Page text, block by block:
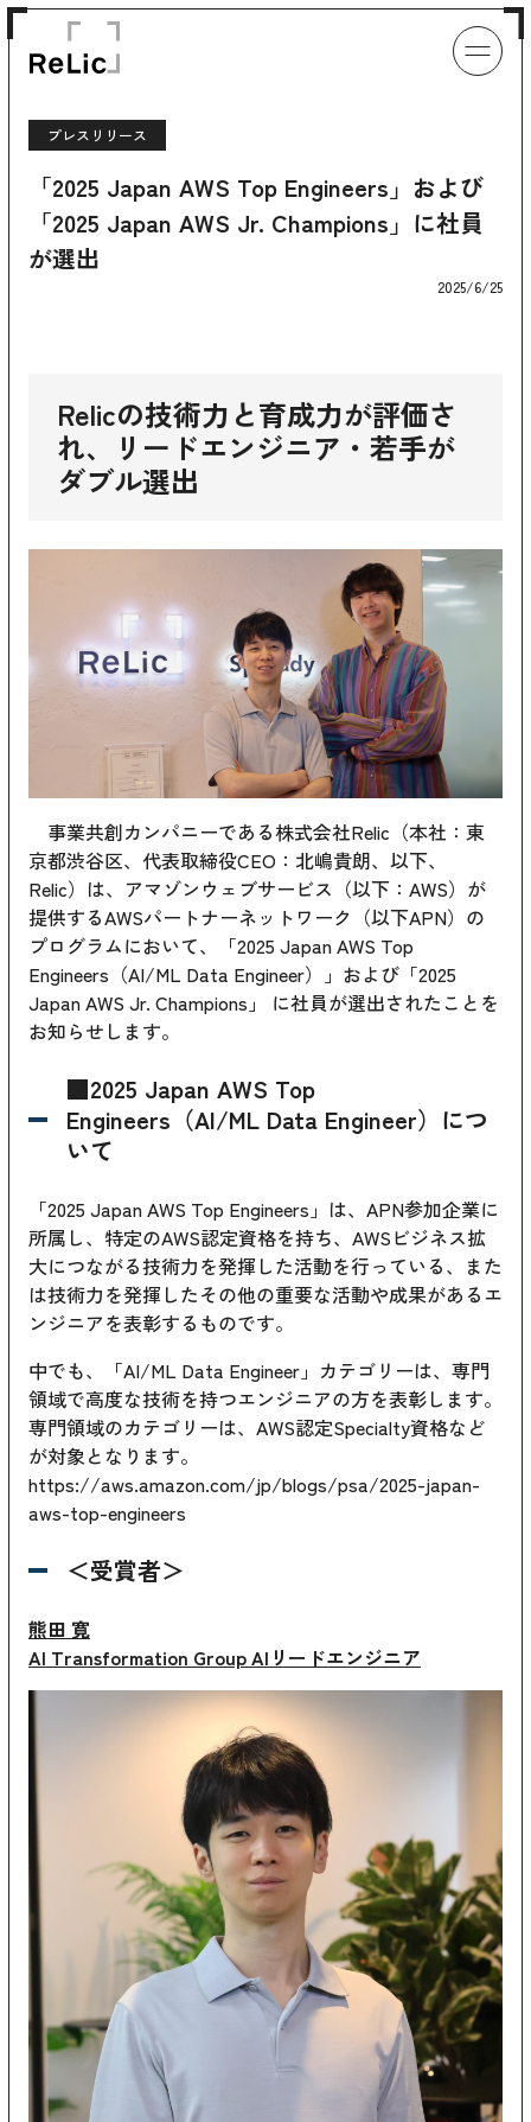
プレスリリース
「2025 Japan AWS Top Engineers」および
「2025 Japan AWS Jr. Champions」に社員
が選出
2025/6/25
Relicの技術力と育成力が評価さ
れ、リードエンジニア・若手が
ダブル選出
事業共創カンパニーである株式会社Relic（本社：東
京都渋谷区、代表取締役CEO：北嶋貴朗、以下、
Relic）は、アマゾンウェブサービス（以下：AWS）が
提供するAWSパートナーネットワーク（以下APN）の
プログラムにおいて、「2025 Japan AWS Top
Engineers（AI/ML Data Engineer）」および「2025
Japan AWS Jr. Champions」 に社員が選出されたことを
お知らせします。
■2025 Japan AWS Top
Engineers（AI/ML Data Engineer）につ
いて
「2025 Japan AWS Top Engineers」は、APN参加企業に
所属し、特定のAWS認定資格を持ち、AWSビジネス拡
大につながる技術力を発揮した活動を行っている、また
は技術力を発揮したその他の重要な活動や成果があるエ
ンジニアを表彰するものです。
中でも、「AI/ML Data Engineer」カテゴリーは、専門
領域で高度な技術を持つエンジニアの方を表彰します。
専門領域のカテゴリーは、AWS認定Specialty資格など
が対象となります。
https://aws.amazon.com/jp/blogs/psa/2025-japan-
aws-top-engineers
＜受賞者＞
熊田 寛
AI Transformation Group AIリードエンジニア